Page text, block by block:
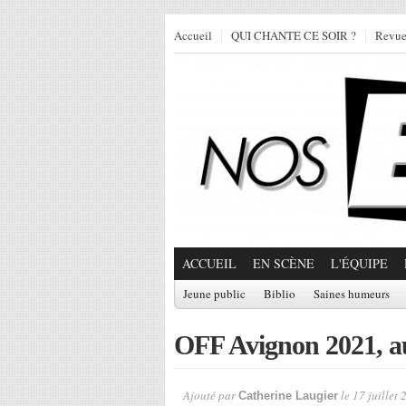
Accueil QUI CHANTE CE SOIR ?
ACCUEIL EN SCÈNE L'ÉQUIPE
Jeune public Biblio Saines humeurs
OFF Avignon 2021,
Ajouté par Catherine Laugier le 17 juillet